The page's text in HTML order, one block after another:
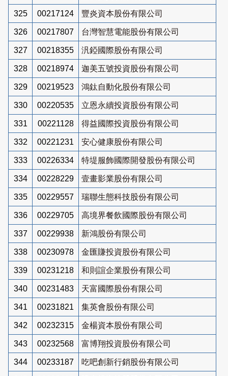
325 00217124 豐炎資本股份有限公司
326 00217807 台灣智慧電能股份有限公司
327 00218355 汎錏國際股份有限公司
328 00218974 迦美五號投資股份有限公司
329 00219523 鴻鈦自動化股份有限公司
330 00220535 立恩永續投資股份有限公司
331 00221128 得益國際投資股份有限公司
332 00221231 安心健康股份有限公司
333 00226334 特堤服飾國際開發股份有限公司
334 00228229 壹畫影業股份有限公司
335 00229557 瑞聯生態科技股份有限公司
336 00229705 高境界餐飲國際股份有限公司
337 00229938 新鴻股份有限公司
338 00230978 金匯賺投資股份有限公司
339 00231218 和則誼企業股份有限公司
340 00231483 天富國際股份有限公司
341 00231821 集英會股份有限公司
342 00232315 金楊資本股份有限公司
343 00232568 富博翔投資股份有限公司
344 00233187 吃吧創新行銷股份有限公司